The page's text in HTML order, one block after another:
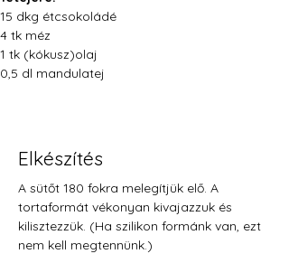
15 dkg étcsokoládé
4 tk méz
1 tk (kókusz)olaj
0,5 dl mandulatej
Elkészítés
A sütőt 180 fokra melegítjük elő. A
tortaformát vékonyan kivajazzuk és
kilisztezzük. (Ha szilikon formánk van, ezt
nem kell megtennünk.)